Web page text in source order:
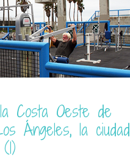
Costa Oeste de
Ángeles, la ciudad